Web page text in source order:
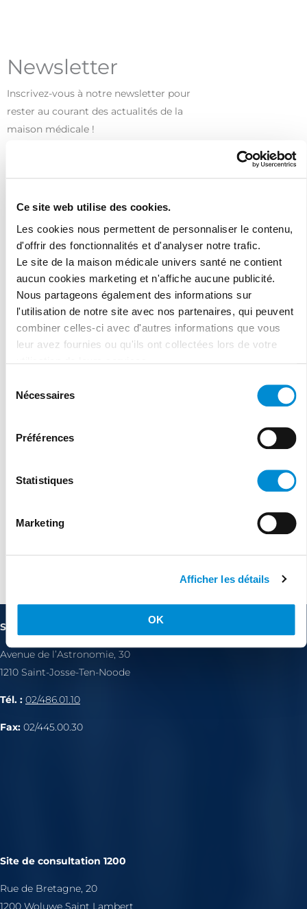
Ce site web utilise des cookies.
Les cookies nous permettent de personnaliser le contenu,
d'offrir des fonctionnalités et d'analyser notre trafic.
Le site de la maison médicale univers santé ne contient
aucun cookies marketing et n'affiche aucune publicité.
Nous partageons également des informations sur
l'utilisation de notre site avec nos partenaires, qui peuvent
combiner celles-ci avec d'autres informations que vous
leur avez fournies ou qu'ils ont collectées lors de votre
Nécessaires
Préférences
Statistiques
Marketing
Afficher les détails
OK
Newsletter
Inscrivez-vous à notre newsletter pour
rester au courant des actualités de la
maison médicale !
J'ai lu et accepte les termes et les
Site de consultation 1210
Avenue de l’Astronomie, 30
1210 Saint-Josse-Ten-Noode
Tél. : 02/486.01.10
Fax: 02/445.00.30
Site de consultation 1200
Rue de Bretagne, 20
1200 Woluwe Saint Lambert